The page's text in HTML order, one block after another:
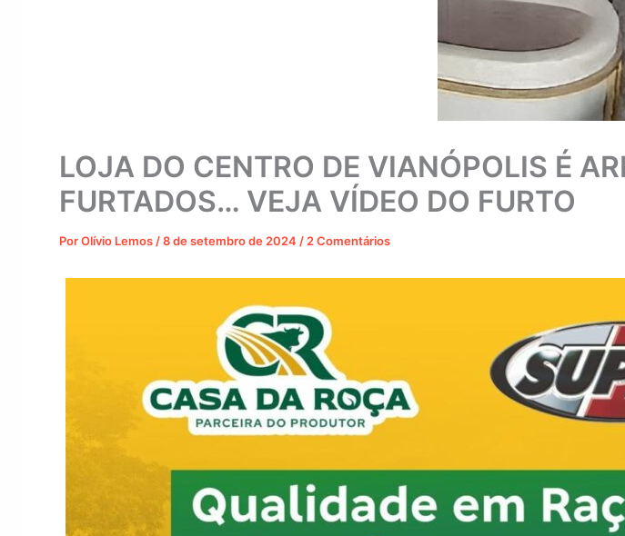
LOJA DO CENTRO DE VIANÓPOLIS É
FURTADOS… VEJA VÍDEO DO FURTO
PorOlívio Lemos /8 de setembro de 2024 / 2 Comentários